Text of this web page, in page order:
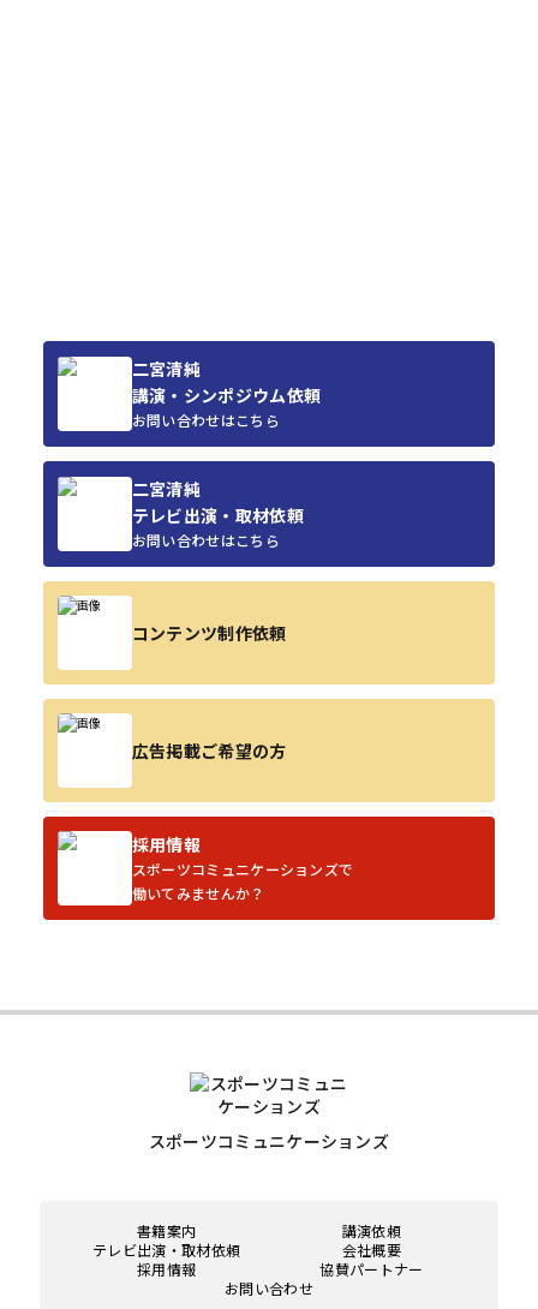
二宮清純
講演・シンポジウム依頼
お問い合わせはこちら
二宮清純
テレビ出演・取材依頼
お問い合わせはこちら
コンテンツ制作依頼
広告掲載ご希望の方
採用情報
スポーツコミュニケーションズで
働いてみませんか？
スポーツコミュニケーションズ
書籍案内
講演依頼
テレビ出演・取材依頼
会社概要
採用情報
協賛パートナー
お問い合わせ